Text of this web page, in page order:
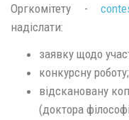
Оргкомітету -
надіслати:
заявку щодо
конкурсну роботу;
відскановану
(доктора